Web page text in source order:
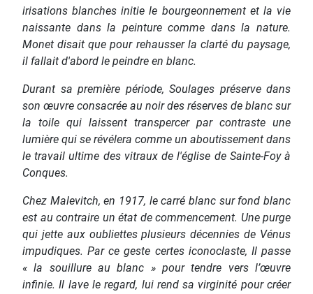
irisations blanches initie le bourgeonnement et la vie
naissante dans la peinture comme dans la nature.
Monet disait que pour rehausser la clarté du paysage,
il fallait d'abord le peindre en blanc.
Durant sa première période, Soulages préserve dans
son œuvre consacrée au noir des réserves de blanc sur
la toile qui laissent transpercer par contraste une
lumière qui se révélera comme un aboutissement dans
le travail ultime des vitraux de l'église de Sainte-Foy à
Conques.
Chez Malevitch, en 1917, le carré blanc sur fond blanc
est au contraire un état de commencement. Une purge
qui jette aux oubliettes plusieurs décennies de Vénus
impudiques. Par ce geste certes iconoclaste, Il passe
« la souillure au blanc » pour tendre vers l’œuvre
infinie. Il lave le regard, lui rend sa virginité pour créer